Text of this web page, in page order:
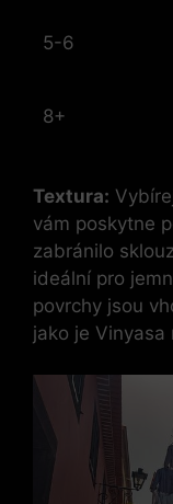
5-6
8+
Textura:
vám poskytne
zabránilo
ideální pro
povrchy jsou
jako je Vinyasa